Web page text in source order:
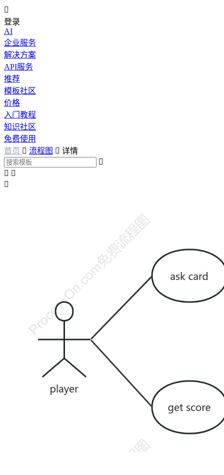

登录
AI
企业服务
解决方案
API服务
推荐
模板社区
价格
入门教程
知识社区
免费使用
首页  流程图  详情

 
